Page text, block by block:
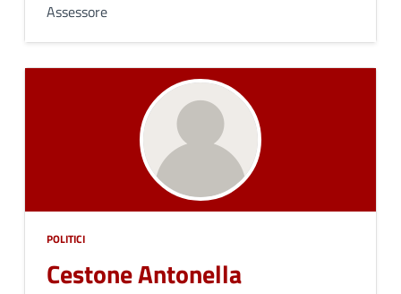
Assessore
POLITICI
Cestone Antonella